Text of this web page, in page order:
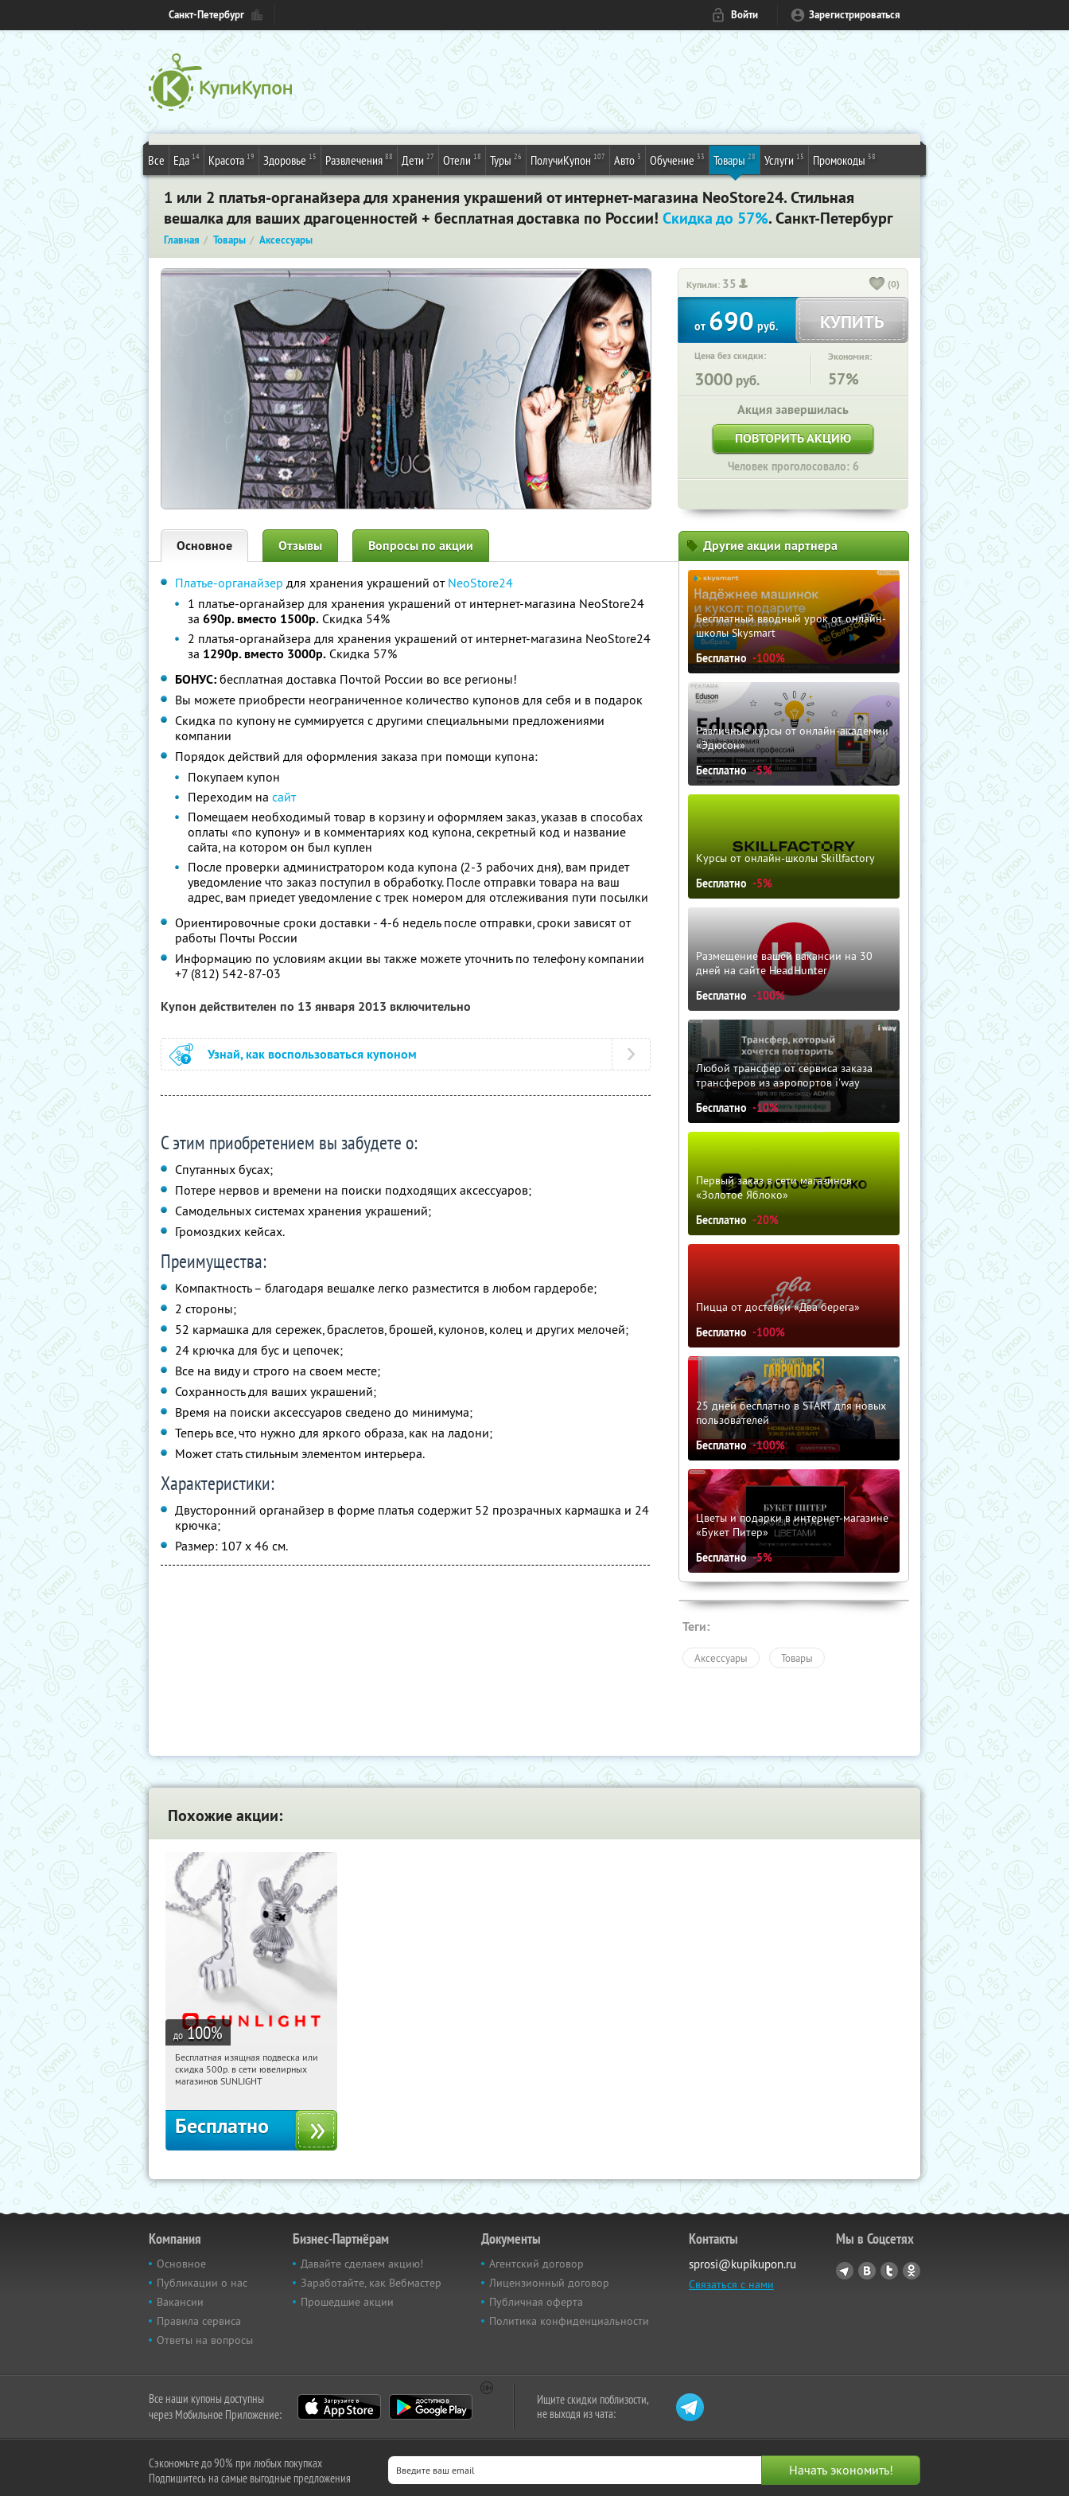
Санкт-Петербург Войти Зарегистрироваться
Все Еда 14 Красота 19 Здоровье 15 Развлечения 88 Дети 27 Отели 18 Туры 26 ПолучиКупон 107 Авто 3 Обучение 33 Товары 28 Услуги 15 Промокоды 58
1 или 2 платья-органайзера для хранения украшений от интернет-магазина NeoStore24. Стильная
вешалка для ваших драгоценностей + бесплатная доставка по России! Скидка до 57%. Санкт-Петербург
Главная Товары Аксессуары
Купили: 35 (0)
от690руб. КУПИТЬ
Цена без скидки:
3000 руб.
Экономия:
57%
Акция завершилась
ПОВТОРИТЬ АКЦИЮ
Человек проголосовало: 6
Основное Отзывы Вопросы по акции
Платье-органайзер для хранения украшений от NeoStore24
1 платье-органайзер для хранения украшений от интернет-магазина NeoStore24
за 690р. вместо 1500р. Скидка 54%
2 платья-органайзера для хранения украшений от интернет-магазина NeoStore24
за 1290р. вместо 3000р. Скидка 57%
БОНУС: бесплатная доставка Почтой России во все регионы!
Вы можете приобрести неограниченное количество купонов для себя и в подарок
Скидка по купону не суммируется с другими специальными предложениями
компании
Порядок действий для оформления заказа при помощи купона:
Покупаем купон
Переходим на сайт
Помещаем необходимый товар в корзину и оформляем заказ, указав в способах
оплаты «по купону» и в комментариях код купона, секретный код и название
сайта, на котором он был куплен
После проверки администратором кода купона (2-3 рабочих дня), вам придет
уведомление что заказ поступил в обработку. После отправки товара на ваш
адрес, вам приедет уведомление с трек номером для отслеживания пути посылки
Ориентировочные сроки доставки - 4-6 недель после отправки, сроки зависят от
работы Почты России
Информацию по условиям акции вы также можете уточнить по телефону компании
+7 (812) 542-87-03
Купон действителен по 13 января 2013 включительно
Узнай, как воспользоваться купоном
С этим приобретением вы забудете о:
Спутанных бусах;
Потере нервов и времени на поиски подходящих аксессуаров;
Самодельных системах хранения украшений;
Громоздких кейсах.
Преимущества:
Компактность – благодаря вешалке легко разместится в любом гардеробе;
2 стороны;
52 кармашка для сережек, браслетов, брошей, кулонов, колец и других мелочей;
24 крючка для бус и цепочек;
Все на виду и строго на своем месте;
Сохранность для ваших украшений;
Время на поиски аксессуаров сведено до минимума;
Теперь все, что нужно для яркого образа, как на ладони;
Может стать стильным элементом интерьера.
Характеристики:
Двусторонний органайзер в форме платья содержит 52 прозрачных кармашка и 24
крючка;
Размер: 107 х 46 см.
Другие акции партнера
Бесплатный вводный урок от онлайн-
школы Skysmart
Бесплатно -100%
Различные курсы от онлайн-академии
«Эдюсон»
Бесплатно -5%
Курсы от онлайн-школы Skillfactory
Бесплатно -5%
Размещение вашей вакансии на 30
дней на сайте HeadHunter
Бесплатно -100%
Любой трансфер от сервиса заказа
трансферов из аэропортов i'way
Бесплатно -10%
Первый заказ в сети магазинов
«Золотое Яблоко»
Бесплатно -20%
Пицца от доставки «Два берега»
Бесплатно -100%
25 дней бесплатно в START для новых
пользователей
Бесплатно -100%
Цветы и подарки в интернет-магазине
«Букет Питер»
Бесплатно -5%
Теги:
Аксессуары Товары
Похожие акции:
до 100%
11:54:22 Получили:
Россия
Бесплатная изящная подвеска или
скидка 500р. в сети ювелирных
магазинов SUNLIGHT
Бесплатно
Компания
Основное
Публикации о нас
Вакансии
Правила сервиса
Ответы на вопросы
Бизнес-Партнёрам
Давайте сделаем акцию!
Заработайте, как Вебмастер
Прошедшие акции
Документы
Агентский договор
Лицензионный договор
Публичная оферта
Политика конфиденциальности
Контакты
sprosi@kupikupon.ru
Связаться с нами
Мы в Соцсетях
Все наши купоны доступны
через Мобильное Приложение:
Ищите скидки поблизости,
не выходя из чата:
Сэкономьте до 90% при любых покупках
Подпишитесь на самые выгодные предложения